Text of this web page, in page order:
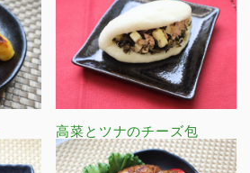
高菜とツナのチーズ包